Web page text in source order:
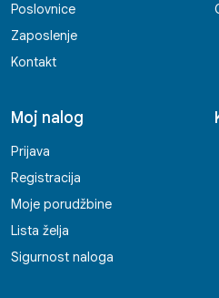
Poslovnice
Zaposlenje
Kontakt
Moj nalog
Prijava
Registracija
Moje porudžbine
Lista želja
Sigurnost naloga